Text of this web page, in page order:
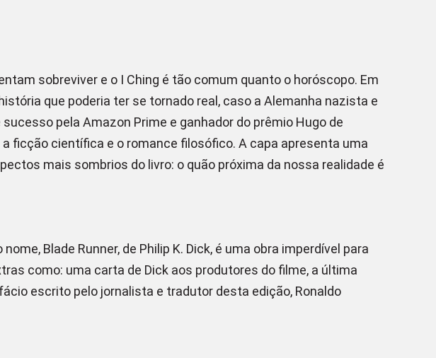
sobreviver e o I Ching é tão comum quanto o horóscopo. Em
que poderia ter se tornado real, caso a Alemanha nazista e
pela Amazon Prime e ganhador do prêmio Hugo de
ficção científica e o romance filosófico. A capa apresenta uma
mais sombrios do livro: o quão próxima da nossa realidade é
Blade Runner, de Philip K. Dick, é uma obra imperdível para
como: uma carta de Dick aos produtores do filme, a última
escrito pelo jornalista e tradutor desta edição, Ronaldo